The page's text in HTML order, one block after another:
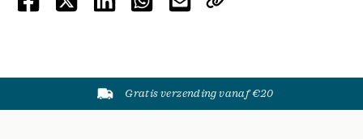
Gratis verzending vanaf €20